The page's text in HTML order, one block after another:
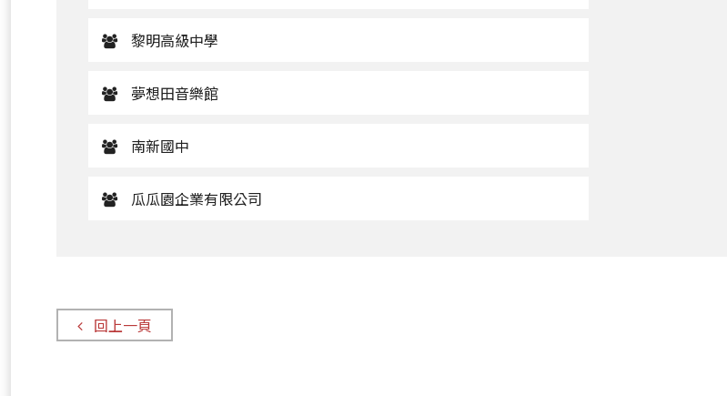
黎明高級中學
夢想田音樂館
南新國中
瓜瓜園企業有限公司
回上一頁